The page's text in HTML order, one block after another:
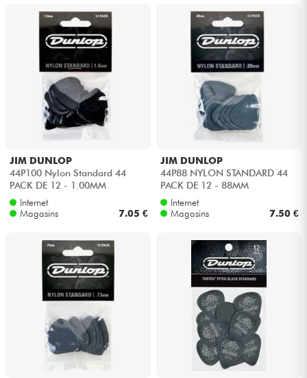
JIM DUNLOP
44P100 Nylon Standard 44
PACK DE 12 - 1.00MM
Internet
Magasins
7.05 €
JIM DUNLOP
44P88 NYLON STANDARD 44
PACK DE 12 - 88MM
Internet
Magasins
7.50 €